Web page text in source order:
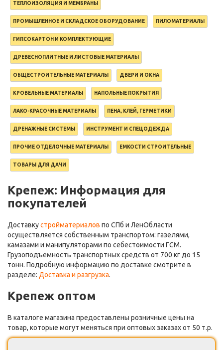
ТЕПЛОИЗОЛЯЦИЯ И МЕМБРАНЫ
ПРОМЫШЛЕННОЕ И СКЛАДСКОЕ ОБОРУДОВАНИЕ ПИЛОМАТЕРИАЛЫ
ГИПСОКАРТОН И КОМПЛЕКТУЮЩИЕ
ДРЕВЕСНОПЛИТНЫЕ И ЛИСТОВЫЕ МАТЕРИАЛЫ
ОБЩЕСТРОИТЕЛЬНЫЕ МАТЕРИАЛЫ ДВЕРИ И ОКНА
КРОВЕЛЬНЫЕ МАТЕРИАЛЫ НАПОЛЬНЫЕ ПОКРЫТИЯ
ЛАКО-КРАСОЧНЫЕ МАТЕРИАЛЫ ПЕНА, КЛЕЙ, ГЕРМЕТИКИ
ДРЕНАЖНЫЕ СИСТЕМЫ ИНСТРУМЕНТ И СПЕЦОДЕЖДА
ПРОЧИЕ ОТДЕЛОЧНЫЕ МАТЕРИАЛЫ ЕМКОСТИ СТРОИТЕЛЬНЫЕ
ТОВАРЫ ДЛЯ ДАЧИ
Крепеж: Информация для
покупателей
Доставкустройматериалов по СПб и ЛенОбласти
осуществляется собственным транспортом: газелями,
камазами и манипуляторами по себестоимости ГСМ.
Грузоподъемность транспортных средств от 700 кг до 15
тонн. Подробную информацию по доставке смотрите в
разделе: Доставка и разгрузка.
Крепеж оптом
В каталоге магазина предоставлены розничные цены на
товар, которые могут меняться при оптовых заказах от 50 т.р.